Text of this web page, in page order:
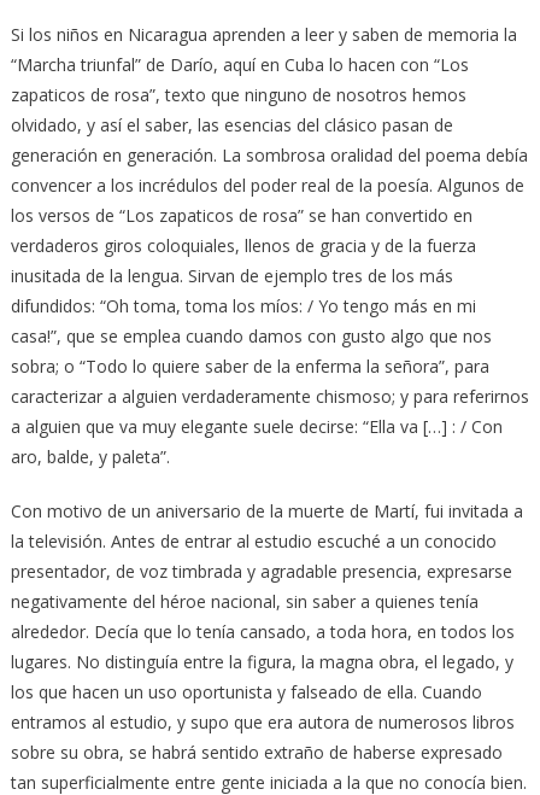
Si los niños en Nicaragua aprenden a leer y saben de memoria la
“Marcha triunfal” de Darío, aquí en Cuba lo hacen con “Los
zapaticos de rosa”, texto que ninguno de nosotros hemos
olvidado, y así el saber, las esencias del clásico pasan de
generación en generación. La sombrosa oralidad del poema debía
convencer a los incrédulos del poder real de la poesía. Algunos de
los versos de “Los zapaticos de rosa” se han convertido en
verdaderos giros coloquiales, llenos de gracia y de la fuerza
inusitada de la lengua. Sirvan de ejemplo tres de los más
difundidos: “Oh toma, toma los míos: / Yo tengo más en mi
casa!”, que se emplea cuando damos con gusto algo que nos
sobra; o “Todo lo quiere saber de la enferma la señora”, para
caracterizar a alguien verdaderamente chismoso; y para referirnos
a alguien que va muy elegante suele decirse: “Ella va […] : / Con
aro, balde, y paleta”.
Con motivo de un aniversario de la muerte de Martí, fui invitada a
la televisión. Antes de entrar al estudio escuché a un conocido
presentador, de voz timbrada y agradable presencia, expresarse
negativamente del héroe nacional, sin saber a quienes tenía
alrededor. Decía que lo tenía cansado, a toda hora, en todos los
lugares. No distinguía entre la figura, la magna obra, el legado, y
los que hacen un uso oportunista y falseado de ella. Cuando
entramos al estudio, y supo que era autora de numerosos libros
sobre su obra, se habrá sentido extraño de haberse expresado
tan superficialmente entre gente iniciada a la que no conocía bien.